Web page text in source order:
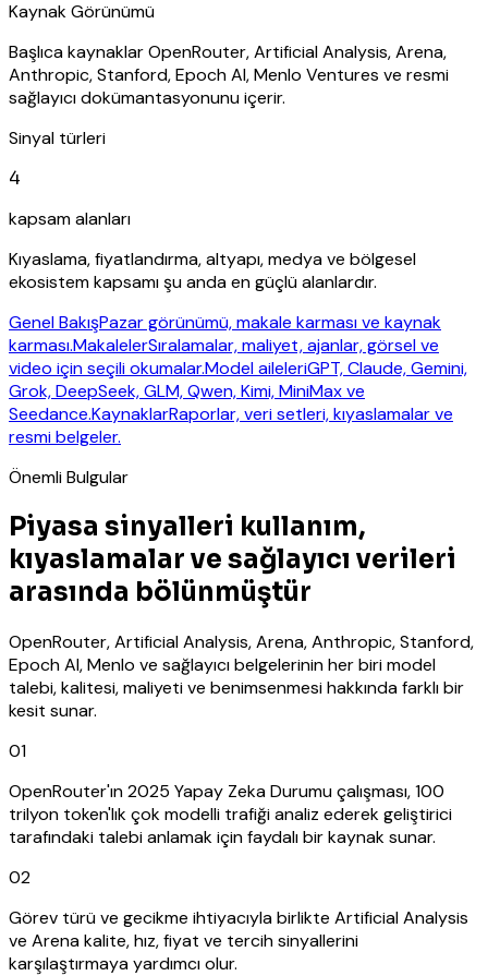
Kaynak Görünümü
Başlıca kaynaklar OpenRouter, Artificial Analysis, Arena,
Anthropic, Stanford, Epoch AI, Menlo Ventures ve resmi
sağlayıcı dokümantasyonunu içerir.
Sinyal türleri
4
kapsam alanları
Kıyaslama, fiyatlandırma, altyapı, medya ve bölgesel
ekosistem kapsamı şu anda en güçlü alanlardır.
Genel BakışPazar görünümü, makale karması ve kaynak
karması.MakalelerSıralamalar, maliyet, ajanlar, görsel ve
video için seçili okumalar.Model aileleriGPT, Claude, Gemini,
Grok, DeepSeek, GLM, Qwen, Kimi, MiniMax ve
Seedance.KaynaklarRaporlar, veri setleri, kıyaslamalar ve
resmi belgeler.
Önemli Bulgular
Piyasa sinyalleri kullanım,
kıyaslamalar ve sağlayıcı verileri
arasında bölünmüştür
OpenRouter, Artificial Analysis, Arena, Anthropic, Stanford,
Epoch AI, Menlo ve sağlayıcı belgelerinin her biri model
talebi, kalitesi, maliyeti ve benimsenmesi hakkında farklı bir
kesit sunar.
01
OpenRouter'ın 2025 Yapay Zeka Durumu çalışması, 100
trilyon token'lık çok modelli trafiği analiz ederek geliştirici
tarafındaki talebi anlamak için faydalı bir kaynak sunar.
02
Görev türü ve gecikme ihtiyacıyla birlikte Artificial Analysis
ve Arena kalite, hız, fiyat ve tercih sinyallerini
karşılaştırmaya yardımcı olur.